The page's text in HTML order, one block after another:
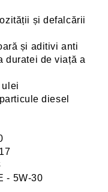
și defalcării
și aditivi anti
duratei de viață a
ulei
diesel
- 5W-30